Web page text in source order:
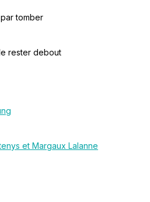
tomber
rester debout
et Margaux Lalanne